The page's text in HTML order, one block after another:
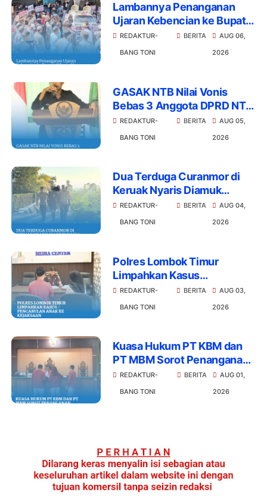
Lambannya Penanganan
Ujaran Kebencian ke Bupati,
Ribuan Massa Lombok Timur
Datangi Polres dengan
REDAKTUR-
BANG TONI
BERITA
AUG 06,
2026
GASAK NTB Nilai Vonis
Bebas 3 Anggota DPRD NTB
Ciderai rasa Keadilan
Masyarakat Desak Kejati
REDAKTUR-
BANG TONI
BERITA
AUG 05,
2026
Dua Terduga Curanmor di
Keruak Nyaris Diamuk
Massa Dievakuasi Polisi
REDAKTUR-
BANG TONI
BERITA
AUG 04,
2026
Polres Lombok Timur
Limpahkan Kasus
Pencabulan Anak ke
Kejaksaan
REDAKTUR-
BANG TONI
BERITA
AUG 03,
2026
Kuasa Hukum PT KBM dan
PT MBM Sorot Penanganan
Kasus PT KZI di Kejati
Kalteng
REDAKTUR-
BANG TONI
BERITA
AUG 01,
2026